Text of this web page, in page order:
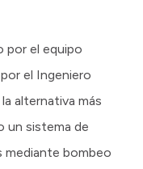
por el equipo
el Ingeniero
alternativa más
un sistema de
mediante bombeo